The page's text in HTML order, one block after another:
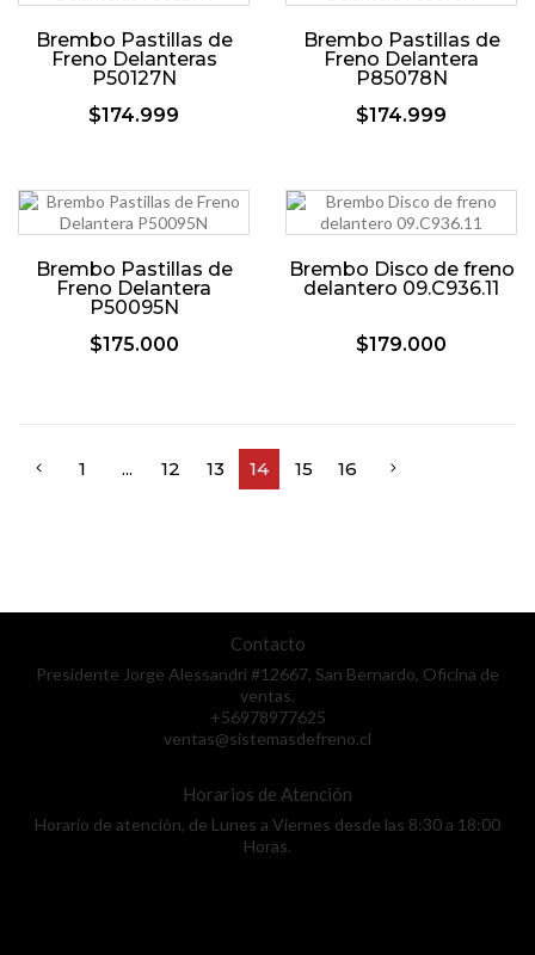
Brembo Pastillas de
Freno Delanteras
P50127N
$174.999
Brembo Pastillas de
Freno Delantera
P85078N
$174.999
Brembo Pastillas de
Freno Delantera
P50095N
$175.000
Brembo Disco de freno
delantero 09.C936.11
$179.000
1 ... 12 13 14 15 16
Contacto
Presidente Jorge Alessandri #12667, San Bernardo, Oficina de
ventas.
+56978977625
ventas@sistemasdefreno.cl
Horarios de Atención
Horario de atención, de Lunes a Viernes desde las 8:30 a 18:00
Horas.